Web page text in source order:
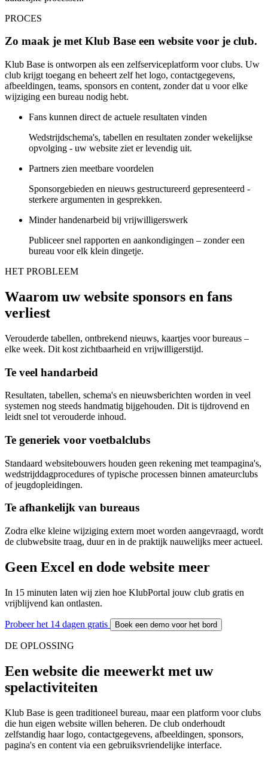
PROCES
Zo maak je met Klub Base een website voor je club.
Klub Base is ontworpen als een zelfserviceplatform voor clubs. Uw
club krijgt toegang en beheert zelf het logo, contactgegevens,
afbeeldingen, teams, sponsors en content, zonder dat u voor elke
wijziging een bureau nodig hebt.
Fans kunnen direct de actuele resultaten vinden
Wedstrijdschema's, tabellen en resultaten zonder wekelijkse
opvolging - uw website ziet er levendig uit.
Partners zien meetbare voordelen
Sponsorgebieden en nieuws gestructureerd gepresenteerd -
sterkere argumenten in gesprekken.
Minder handenarbeid bij vrijwilligerswerk
Publiceer snel rapporten en aankondigingen – zonder een
bureau voor elk klein dingetje.
HET PROBLEEM
Waarom uw website sponsors en fans
verliest
Verouderde tabellen, ontbrekend nieuws, kaartjes voor bureaus –
elke week. Dit kost zichtbaarheid en vrijwilligerstijd.
Te veel handarbeid
Resultaten, tabellen, schema's en nieuwsberichten worden in veel
systemen nog steeds handmatig bijgehouden. Dit is tijdrovend en
leidt snel tot verouderde inhoud.
Te generiek voor voetbalclubs
Standaard websitebouwers houden geen rekening met teampagina's,
wedstrijddagprocedures of typische processen binnen amateurclubs
of jeugdopleidingen.
Te afhankelijk van bureaus
Zodra elke kleine wijziging extern moet worden aangevraagd, wordt
de clubwebsite traag, duur en in de praktijk nauwelijks meer actueel.
Geen Excel en dode website meer
In 15 minuten laten wij zien hoe KlubPortal jouw club gratis en
vrijblijvend kan ontlasten.
Probeer het 14 dagen gratis Boek een demo voor het bord
DE OPLOSSING
Een website die meewerkt met uw
spelactiviteiten
Klub Base is geen traditioneel bureau, maar een platform voor clubs
die hun eigen website willen beheren. De club onderhoudt
zelfstandig haar logo, contactgegevens, afbeeldingen, sponsors,
pagina's en content via een gebruiksvriendelijke interface.